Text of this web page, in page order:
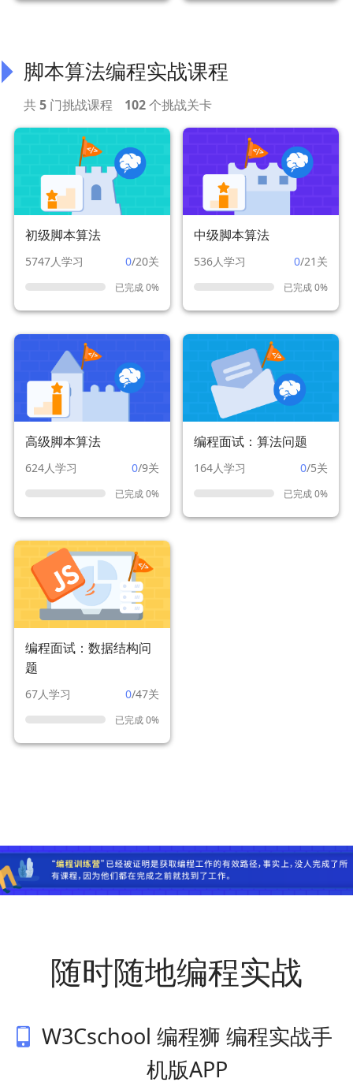
脚本算法编程实战课程
共5 门挑战课程 102个挑战关卡
初级脚本算法
5747人学习 0/20关
已完成 0%
中级脚本算法
536人学习 0/21关
已完成 0%
高级脚本算法
624人学习 0/9关
已完成 0%
编程面试：算法问题
164人学习 0/5关
已完成 0%
编程面试：数据结构问
题
67人学习 0/47关
已完成 0%
随时随地编程实战
W3Cschool 编程狮 编程实战手
机版APP